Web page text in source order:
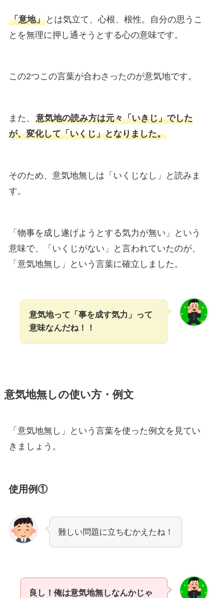
「意地」とは気立て、心根、根性。自分の思うこ
とを無理に押し通そうとする心の意味です。
この2つこの言葉が合わさったのが意気地です。
また、 意気地の読み方は元々「いきじ」でした
が、変化して「いくじ」となりました。
そのため、意気地無しは「いくじなし」と読みま
す。
「物事を成し遂げようとする気力が無い」という
意味で、「いくじがない」と言われていたのが、
「意気地無し」という言葉に確立しました。
意気地って「事を成す気力」って
意味なんだね！！
意気地無しの使い方・例文
「意気地無し」という言葉を使った例文を見てい
きましょう。
使用例①
難しい問題に立ちむかえたね！
良し！俺は意気地無しなんかじゃ